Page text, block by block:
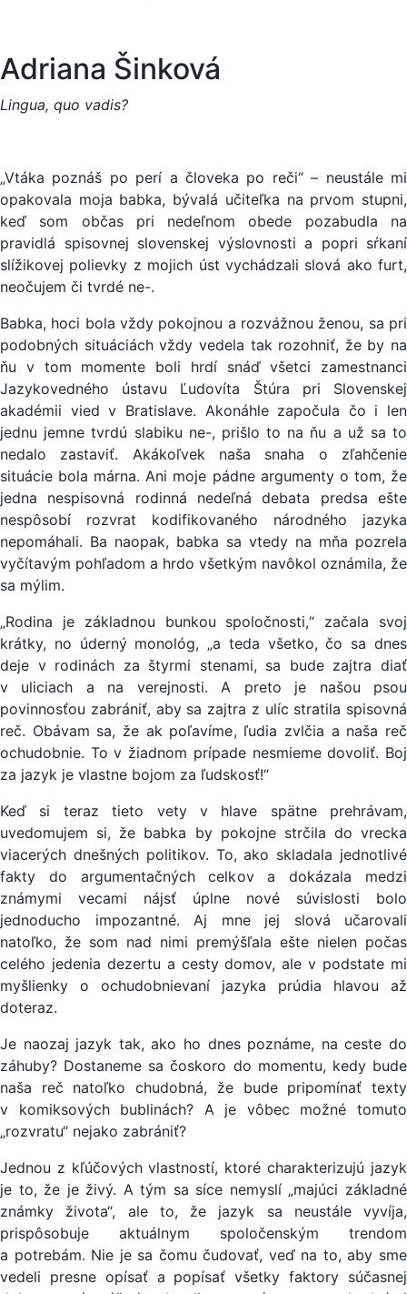
Adriana Šinková
Lingua, quo vadis?
„Vtáka poznáš po perí a človeka po reči“ – neustále mi
opakovala moja babka, bývalá učiteľka na prvom stupni,
keď som občas pri nedeľnom obede pozabudla na
pravidlá spisovnej slovenskej výslovnosti a popri sŕkaní
slížikovej polievky z mojich úst vychádzali slová ako furt,
neočujem či tvrdé ne-.
Babka, hoci bola vždy pokojnou a rozvážnou ženou, sa pri
podobných situáciách vždy vedela tak rozohniť, že by na
ňu v tom momente boli hrdí snáď všetci zamestnanci
Jazykovedného ústavu Ľudovíta Štúra pri Slovenskej
akadémii vied v Bratislave. Akonáhle započula čo i len
jednu jemne tvrdú slabiku ne-, prišlo to na ňu a už sa to
nedalo zastaviť. Akákoľvek naša snaha o zľahčenie
situácie bola márna. Ani moje pádne argumenty o tom, že
jedna nespisovná rodinná nedeľná debata predsa ešte
nespôsobí rozvrat kodifikovaného národného jazyka
nepomáhali. Ba naopak, babka sa vtedy na mňa pozrela
vyčítavým pohľadom a hrdo všetkým navôkol oznámila, že
sa mýlim.
„Rodina je základnou bunkou spoločnosti,“ začala svoj
krátky, no úderný monológ, „a teda všetko, čo sa dnes
deje v rodinách za štyrmi stenami, sa bude zajtra diať
v uliciach a na verejnosti. A preto je našou psou
povinnosťou zabrániť, aby sa zajtra z ulíc stratila spisovná
reč. Obávam sa, že ak poľavíme, ľudia zvlčia a naša reč
ochudobnie. To v žiadnom prípade nesmieme dovoliť. Boj
za jazyk je vlastne bojom za ľudskosť!“
Keď si teraz tieto vety v hlave spätne prehrávam,
uvedomujem si, že babka by pokojne strčila do vrecka
viacerých dnešných politikov. To, ako skladala jednotlivé
fakty do argumentačných celkov a dokázala medzi
známymi vecami nájsť úplne nové súvislosti bolo
jednoducho impozantné. Aj mne jej slová učarovali
natoľko, že som nad nimi premýšľala ešte nielen počas
celého jedenia dezertu a cesty domov, ale v podstate mi
myšlienky o ochudobnievaní jazyka prúdia hlavou až
doteraz.
Je naozaj jazyk tak, ako ho dnes poznáme, na ceste do
záhuby? Dostaneme sa čoskoro do momentu, kedy bude
naša reč natoľko chudobná, že bude pripomínať texty
v komiksových bublinách? A je vôbec možné tomuto
„rozvratu“ nejako zabrániť?
Jednou z kľúčových vlastností, ktoré charakterizujú jazyk
je to, že je živý. A tým sa síce nemyslí „majúci základné
známky života“, ale to, že jazyk sa neustále vyvíja,
prispôsobuje aktuálnym spoločenským trendom
a potrebám. Nie je sa čomu čudovať, veď na to, aby sme
vedeli presne opísať a popísať všetky faktory súčasnej